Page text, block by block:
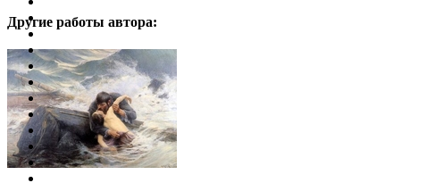
Другие работы автора: